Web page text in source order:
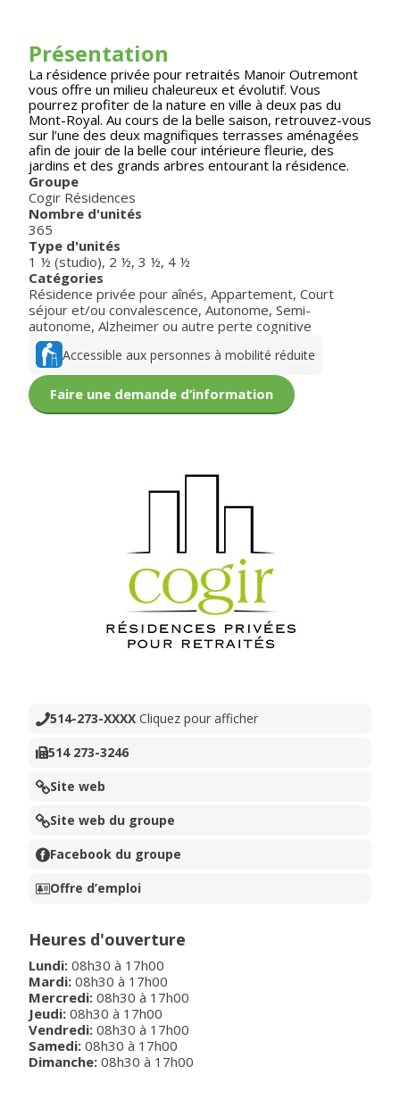
Présentation
La résidence privée pour retraités Manoir Outremont
vous offre un milieu chaleureux et évolutif. Vous
pourrez profiter de la nature en ville à deux pas du
Mont-Royal. Au cours de la belle saison, retrouvez-vous
sur l’une des deux magnifiques terrasses aménagées
afin de jouir de la belle cour intérieure fleurie, des
jardins et des grands arbres entourant la résidence.
Groupe
Cogir Résidences
Nombre d'unités
365
Type d'unités
1 ½ (studio), 2 ½, 3 ½, 4 ½
Catégories
Résidence privée pour aînés, Appartement, Court
séjour et/ou convalescence, Autonome, Semi-
autonome, Alzheimer ou autre perte cognitive
Accessible aux personnes à mobilité réduite
Faire une demande d’information
514-273-XXXX Cliquez pour afficher
514 273-3246
Site web
Site web du groupe
Facebook du groupe
Offre d’emploi
Heures d'ouverture
Lundi: 08h30 à 17h00
Mardi: 08h30 à 17h00
Mercredi: 08h30 à 17h00
Jeudi: 08h30 à 17h00
Vendredi: 08h30 à 17h00
Samedi: 08h30 à 17h00
Dimanche: 08h30 à 17h00